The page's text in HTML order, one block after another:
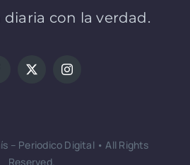
diaria con la verdad.
– Periodico Digital • All Rights
Reserved.